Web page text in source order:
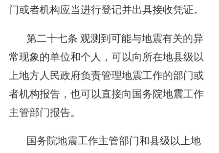
门或者机构应当进行登记并出具接收凭证。
第二十七条 观测到可能与地震有关的异
常现象的单位和个人，可以向所在地县级以
上地方人民政府负责管理地震工作的部门或
者机构报告，也可以直接向国务院地震工作
主管部门报告。
国务院地震工作主管部门和县级以上地